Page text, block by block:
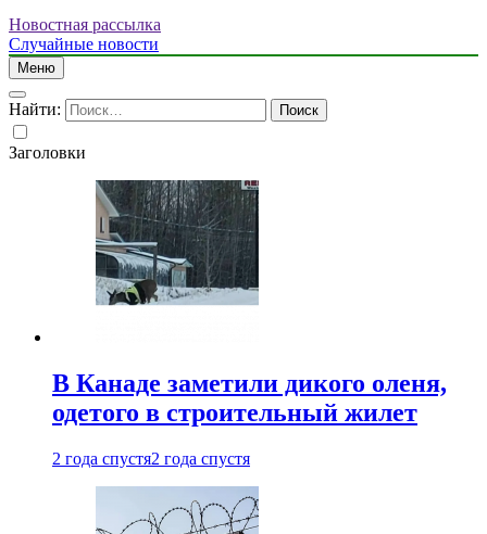
Новостная рассылка
Случайные новости
Меню
Найти:
Заголовки
В Канаде заметили дикого оленя,
одетого в строительный жилет
2 года спустя2 года спустя